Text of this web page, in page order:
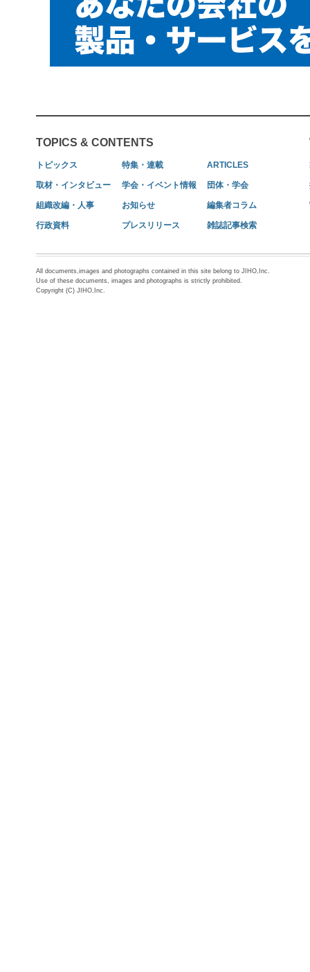
TOPICS & CONTENTS
トピックス 特集・連載 ARTICLES
取材・インタビュー 学会・イベント情報 団体・学会
組織改編・人事 お知らせ 編集者コラム
行政資料 プレスリリース 雑誌記事検索
All documents,images and photographs contained in this site belong to JIHO,Inc.
Use of these documents, images and photographs is strictly prohibited.
Copyright (C) JIHO,Inc.